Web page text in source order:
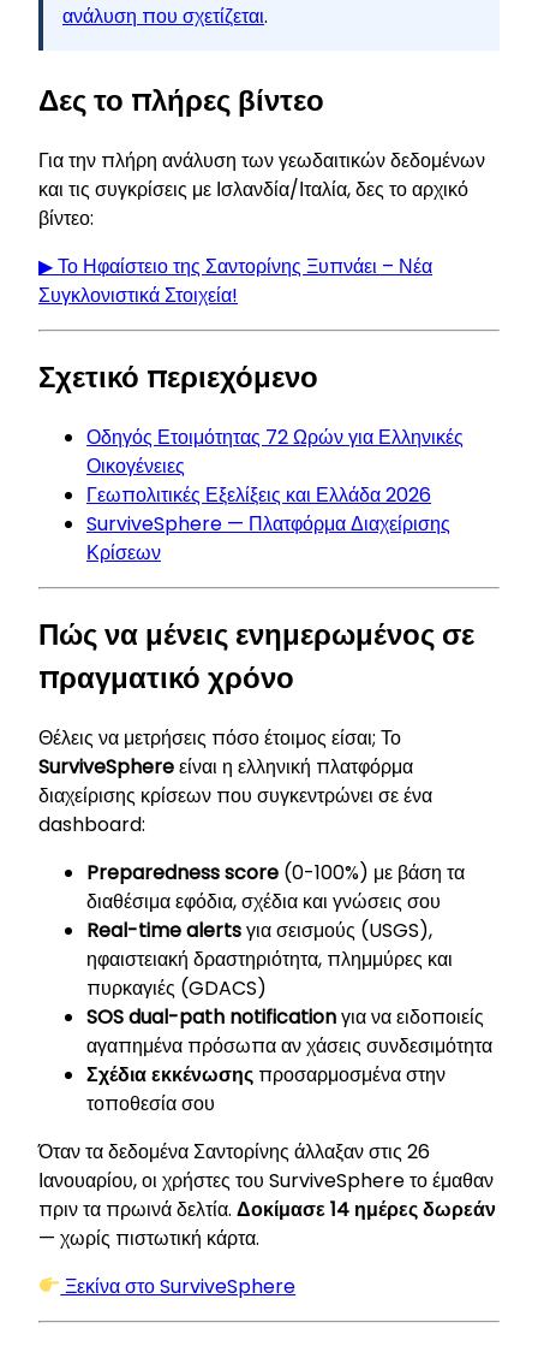
ανάλυση που σχετίζεται.
Δες το πλήρες βίντεο
Για την πλήρη ανάλυση των γεωδαιτικών δεδομένων
και τις συγκρίσεις με Ισλανδία/Ιταλία, δες το αρχικό
βίντεο:
▶ Το Ηφαίστειο της Σαντορίνης Ξυπνάει – Νέα
Συγκλονιστικά Στοιχεία!
Σχετικό περιεχόμενο
Οδηγός Ετοιμότητας 72 Ωρών για Ελληνικές
Οικογένειες
Γεωπολιτικές Εξελίξεις και Ελλάδα 2026
SurviveSphere — Πλατφόρμα Διαχείρισης
Κρίσεων
Πώς να μένεις ενημερωμένος σε
πραγματικό χρόνο
Θέλεις να μετρήσεις πόσο έτοιμος είσαι; Το
SurviveSphereείναι η ελληνική πλατφόρμα
διαχείρισης κρίσεων που συγκεντρώνει σε ένα
dashboard:
Preparedness score (0-100%) με βάση τα
διαθέσιμα εφόδια, σχέδια και γνώσεις σου
Real-time alertsγια σεισμούς (USGS),
ηφαιστειακή δραστηριότητα, πλημμύρες και
πυρκαγιές (GDACS)
SOS dual-path notificationγια να ειδοποιείς
αγαπημένα πρόσωπα αν χάσεις συνδεσιμότητα
Σχέδια εκκένωσης προσαρμοσμένα στην
τοποθεσία σου
Όταν τα δεδομένα Σαντορίνης άλλαξαν στις 26
Ιανουαρίου, οι χρήστες του SurviveSphere το έμαθαν
πριν τα πρωινά δελτία. Δοκίμασε 14 ημέρες δωρεάν
— χωρίς πιστωτική κάρτα.
Ξεκίνα στο SurviveSphere